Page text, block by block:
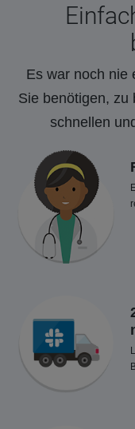
Es war noch nie
Sie benötigen, zu
schnellen